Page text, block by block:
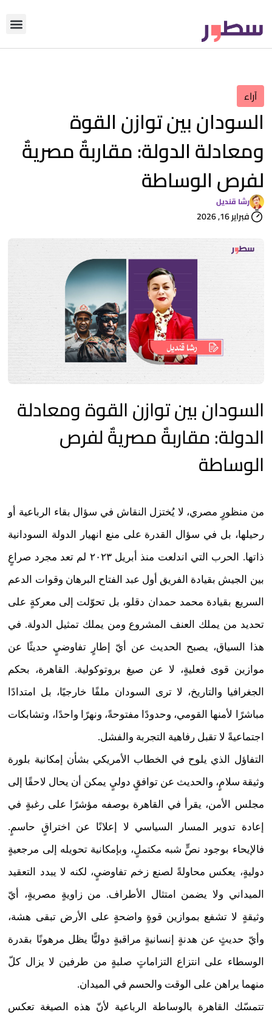
آراء
السودان بين توازن القوة
ومعادلة الدولة: مقاربةٌ مصريةٌ
لفرص الوساطة
رشا قنديل
فبراير 16, 2026
السودان بين توازن القوة ومعادلة
الدولة: مقاربةٌ مصريةٌ لفرص
الوساطة
من منظورٍ مصري، لا يُختزل النقاش في سؤال بقاء الرباعية أو
رحيلها، بل في سؤال القدرة على منع انهيار الدولة السودانية
ذاتها. الحرب التي اندلعت منذ أبريل ٢٠٢٣ لم تعد مجرد صراعٍ
بين الجيش بقيادة الفريق أول عبد الفتاح البرهان وقوات الدعم
السريع بقيادة محمد حمدان دقلو، بل تحوّلت إلى معركةٍ على
تحديد من يملك العنف المشروع ومن يملك تمثيل الدولة. في
هذا السياق، يصبح الحديث عن أيّ إطارٍ تفاوضيٍ حديثًا عن
موازين قوى فعليةٍ، لا عن صيغ بروتوكولية. القاهرة، بحكم
الجغرافيا والتاريخ، لا ترى السودان ملفًا خارجيًا، بل امتدادًا
مباشرًا لأمنها القومي، وحدودًا مفتوحةً، ونهرًا واحدًا، وتشابكات
اجتماعيةً لا تقبل رفاهية التجربة والفشل.
التفاؤل الذي يلوح في الخطاب الأمريكي بشأن إمكانية بلورة
وثيقة سلامٍ، والحديث عن توافقٍ دوليٍ يمكن أن يحال لاحقًا إلى
مجلس الأمن، يقرأ في القاهرة بوصفه مؤشرًا على رغبةٍ في
إعادة تدوير المسار السياسي لا إعلانًا عن اختراقٍ حاسمٍ.
فالإيحاء بوجود نصٍّ شبه مكتملٍ، وبإمكانية تحويله إلى مرجعيةٍ
دوليةٍ، يعكس محاولةً لصنع زخم تفاوضيٍ، لكنه لا يبدد التعقيد
الميداني ولا يضمن امتثال الأطراف. من زاويةٍ مصريةٍ، أيّ
وثيقةٍ لا تشفع بموازين قوةٍ واضحةٍ على الأرض تبقى هشة،
وأيّ حديثٍ عن هدنةٍ إنسانيةٍ مراقبةٍ دوليًّا يظل مرهونًا بقدرة
الوسطاء على انتزاع التزاماتٍ صلبةٍ من طرفين لا يزال كلّ
منهما يراهن على الوقت والحسم في الميدان.
تتمسّك القاهرة بالوساطة الرباعية لأنّ هذه الصيغة تعكس